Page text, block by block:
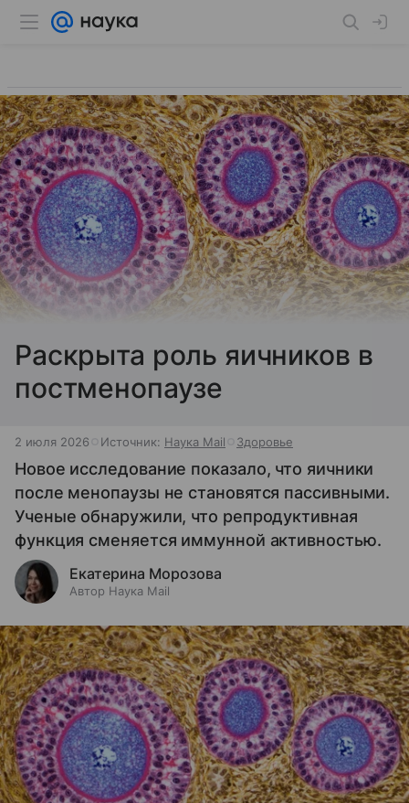
Раскрыта роль яичников в
постменопаузе
2 июля 2026 Источник: Наука Mail Здоровье
Новое исследование показало, что яичники
после менопаузы не становятся пассивными.
Ученые обнаружили, что репродуктивная
функция сменяется иммунной активностью.
Екатерина Морозова
Автор Наука Mail